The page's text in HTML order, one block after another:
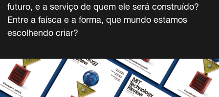
futuro, e a serviço de quem ele será construído?
Entre a faísca e a forma, que mundo estamos
escolhendo criar?